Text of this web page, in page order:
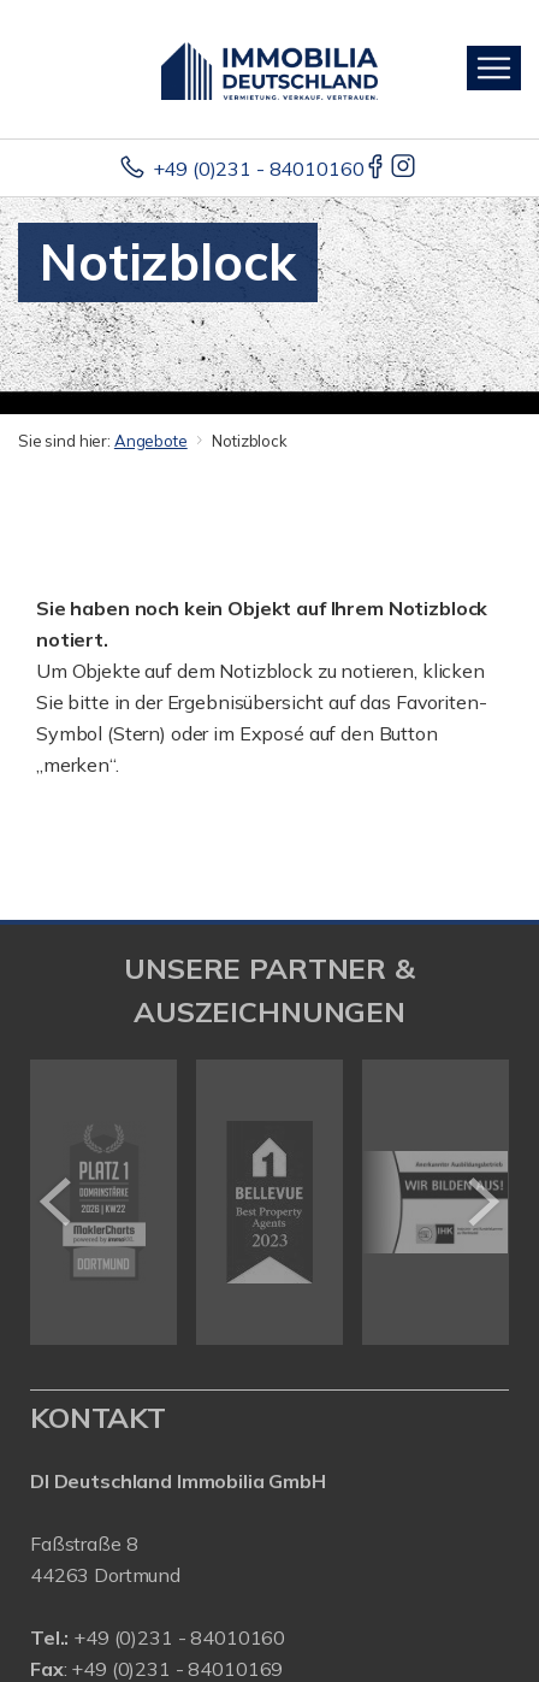
+49 (0)231 - 84010160
Notizblock
Sie sind hier: Angebote Notizblock
Sie haben noch kein Objekt auf Ihrem Notizblock
notiert.
Um Objekte auf dem Notizblock zu notieren, klicken
Sie bitte in der Ergebnisübersicht auf das Favoriten-
Symbol (Stern) oder im Exposé auf den Button
„merken“.
UNSERE PARTNER &
AUSZEICHNUNGEN
KONTAKT
DI Deutschland Immobilia GmbH
Faßstraße 8
44263 Dortmund
Tel.: +49 (0)231 - 84010160
Fax: +49 (0)231 - 84010169